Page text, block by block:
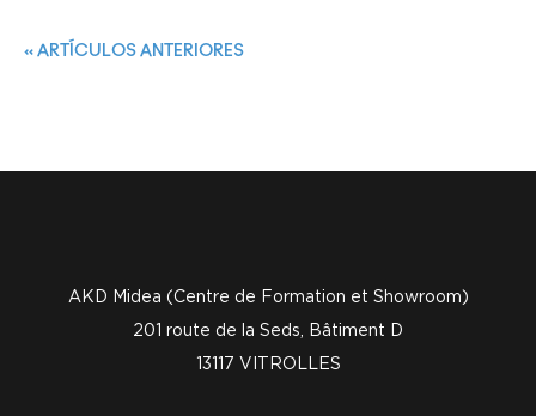
« ARTÍCULOS ANTERIORES
AKD Midea (Centre de Formation et Showroom)
201 route de la Seds, Bâtiment D
13117 VITROLLES